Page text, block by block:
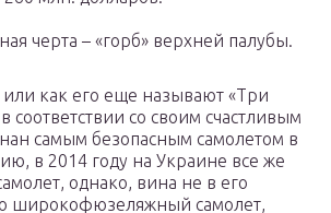
черта – «горб» верхней палубы.
как его еще называют «Три
соответствии со своим счастливым
самым безопасным самолетом в
в 2014 году на Украине все же
однако, вина не в его
широкофюзеляжный самолет,